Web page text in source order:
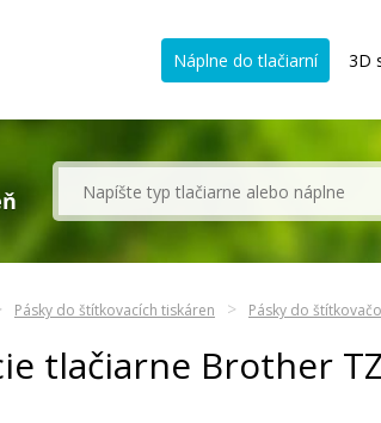
Náplne do tlačiarní 3D
Pásky do štítkovacích tiskáren Pásky do
tlačiarne Brother